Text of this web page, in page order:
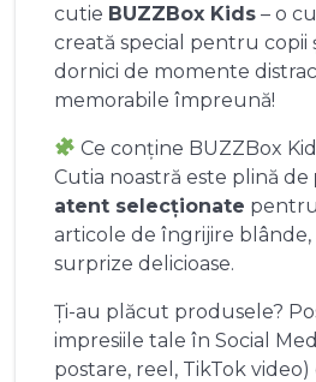
cutie BUZZBox Kids – o
creată special pentru copii
dornici de momente
memorabile împreună!
Ce conține BUZZBox
Cutia noastră este plină de
atent selecționate
articole de îngrijire blânde,
surprize delicioase.
Ți-au plăcut produsele?
impresiile tale în Social
postare, reel, TikTok